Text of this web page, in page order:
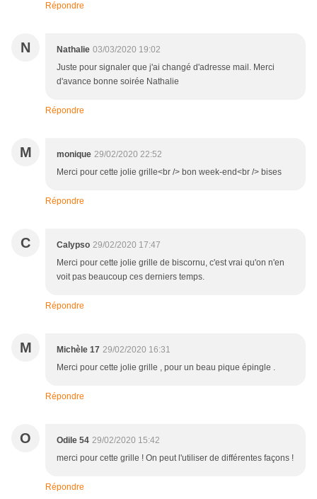
Répondre
N Nathalie 03/03/2020 19:02
Juste pour signaler que j'ai changé d'adresse mail. Merci
d'avance bonne soirée Nathalie
Répondre
M monique 29/02/2020 22:52
Merci pour cette jolie grille<br /> bon week-end<br /> bises
Répondre
C Calypso 29/02/2020 17:47
Merci pour cette jolie grille de biscornu, c'est vrai qu'on n'en
voit pas beaucoup ces derniers temps.
Répondre
M Michèle 17 29/02/2020 16:31
Merci pour cette jolie grille , pour un beau pique épingle .
Répondre
O Odile 54 29/02/2020 15:42
merci pour cette grille ! On peut l'utiliser de différentes façons !
Répondre